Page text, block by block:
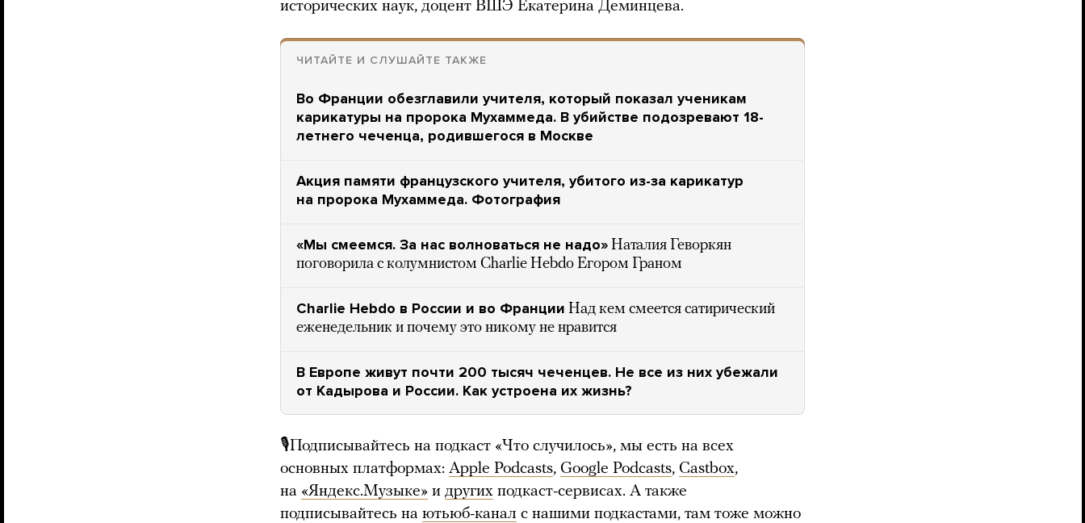
исторических наук, доцент ВШЭ Екатерина Деминцева.
ЧИТАЙТЕ И СЛУШАЙТЕ ТАКЖЕ
Во Франции обезглавили учителя, который показал ученикам
карикатуры на пророка Мухаммеда. В убийстве подозревают 18-
летнего чеченца, родившегося в Москве
Акция памяти французского учителя, убитого из-за карикатур
на пророка Мухаммеда. Фотография
«Мы смеемся. За нас волноваться не надо» Наталия Геворкян
поговорила с колумнистом Charlie Hebdo Егором Граном
Charlie Hebdo в России и во Франции Над кем смеется сатирический
еженедельник и почему это никому не нравится
В Европе живут почти 200 тысяч чеченцев. Не все из них убежали
от Кадырова и России. Как устроена их жизнь?
🎙Подписывайтесь на подкаст «Что случилось», мы есть на всех
основных платформах: Apple Podcasts, Google Podcasts, Castbox,
на «Яндекс.Музыке» и других подкаст-сервисах. А также
подписывайтесь на ютьюб-канал с нашими подкастами, там тоже можно